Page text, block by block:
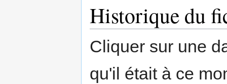
Historique du
Cliquer sur une
qu'il était à ce